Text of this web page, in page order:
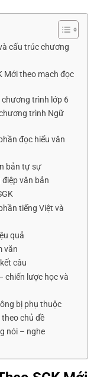
cấu trúc chương
Mới theo mạch đọc
trình lớp 6
trình Ngữ
đọc hiểu văn
bản tự sự
văn bản
tiếng Việt và
quả
văn
câu
chiến lược học và
bị phụ thuộc
chủ đề
nói – nghe